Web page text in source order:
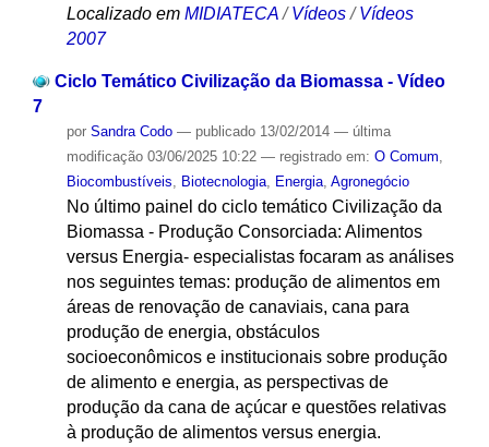
Localizado em MIDIATECA /Vídeos /Vídeos
2007
Ciclo Temático Civilização da Biomassa - Vídeo
7
por Sandra Codo — publicado13/02/2014 — última
modificação03/06/2025 10:22 — registrado em: O Comum,
Biocombustíveis, Biotecnologia, Energia, Agronegócio
No último painel do ciclo temático Civilização da
Biomassa - Produção Consorciada: Alimentos
versus Energia- especialistas focaram as análises
nos seguintes temas: produção de alimentos em
áreas de renovação de canaviais, cana para
produção de energia, obstáculos
socioeconômicos e institucionais sobre produção
de alimento e energia, as perspectivas de
produção da cana de açúcar e questões relativas
à produção de alimentos versus energia.